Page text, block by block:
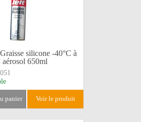
silicone -40°C à
aérosol 650ml
panier voir le produit